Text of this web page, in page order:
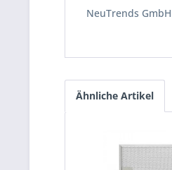
NeuTrends GmbH
Ähnliche Artikel